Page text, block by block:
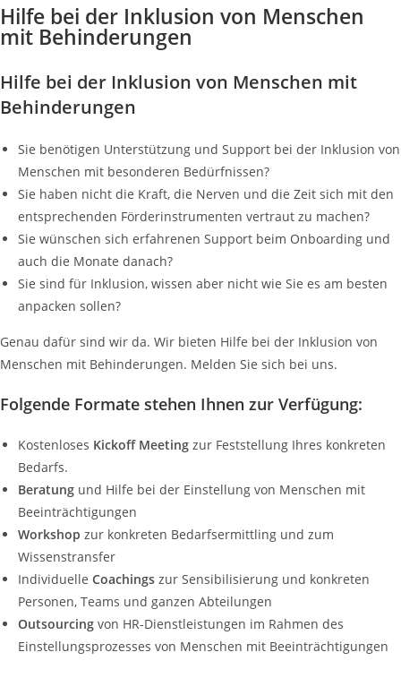
Hilfe bei der Inklusion von Menschen
mit Behinderungen
Hilfe bei der Inklusion von Menschen mit
Behinderungen
Sie benötigen Unterstützung und Support bei der Inklusion von
Menschen mit besonderen Bedürfnissen?
Sie haben nicht die Kraft, die Nerven und die Zeit sich mit den
entsprechenden Förderinstrumenten vertraut zu machen?
Sie wünschen sich erfahrenen Support beim Onboarding und
auch die Monate danach?
Sie sind für Inklusion, wissen aber nicht wie Sie es am besten
anpacken sollen?
Genau dafür sind wir da. Wir bieten Hilfe bei der Inklusion von
Menschen mit Behinderungen. Melden Sie sich bei uns.
Folgende Formate stehen Ihnen zur Verfügung:
Kostenloses Kickoff Meeting zur Feststellung Ihres konkreten
Bedarfs.
Beratung und Hilfe bei der Einstellung von Menschen mit
Beeinträchtigungen
Workshop zur konkreten Bedarfsermittling und zum
Wissenstransfer
Individuelle Coachings zur Sensibilisierung und konkreten
Personen, Teams und ganzen Abteilungen
Outsourcing von HR-Dienstleistungen im Rahmen des
Einstellungsprozesses von Menschen mit Beeinträchtigungen